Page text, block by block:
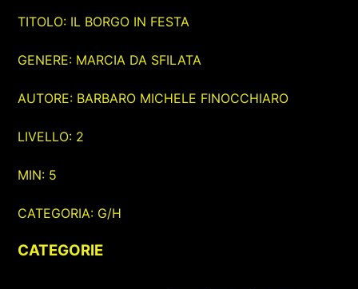
TITOLO: IL BORGO IN FESTA
GENERE: MARCIA DA SFILATA
AUTORE: BARBARO MICHELE FINOCCHIARO
LIVELLO: 2
MIN: 5
CATEGORIA: G/H
CATEGORIE